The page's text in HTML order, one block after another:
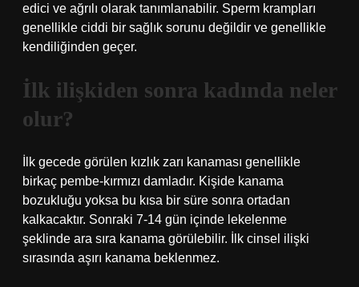
edici ve ağrılı olarak tanımlanabilir. Sperm krampları
genellikle ciddi bir sağlık sorunu değildir ve genellikle
kendiliğinden geçer.
İlk ilişkiden sonra kadında neler
olur?
İlk gecede görülen kızlık zarı kanaması genellikle
birkaç pembe-kırmızı damladır. Kişide kanama
bozukluğu yoksa bu kısa bir süre sonra ortadan
kalkacaktır. Sonraki 7-14 gün içinde lekelenme
şeklinde ara sıra kanama görülebilir. İlk cinsel ilişki
sırasında aşırı kanama beklenmez.